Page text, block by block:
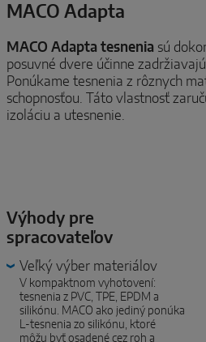
MACO Adapta
MACO Adapta tesnenia sú
posuvné dvere účinne
Ponúkame tesnenia z rôznych
schopnosťou. Táto vlastnosť
izoláciu a utesnenie.
Výhody pre
spracovateľov
Veľký výber materiálov
V kompaktnom vyhotovení:
tesnenia z PVC, TPE, EPDM a
silikónu. MACO ako jediný ponúka
L-tesnenia zo silikónu, ktoré
môžu byť osadené cez roh a